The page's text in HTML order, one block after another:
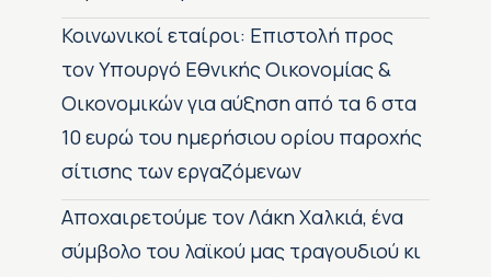
Κοινωνικοί εταίροι: Επιστολή προς
τον Υπουργό Εθνικής Οικονομίας &
Οικονομικών για αύξηση από τα 6 στα
10 ευρώ του ημερήσιου ορίου παροχής
σίτισης των εργαζόμενων
Αποχαιρετούμε τον Λάκη Χαλκιά, ένα
σύμβολο του λαϊκού μας τραγουδιού κι